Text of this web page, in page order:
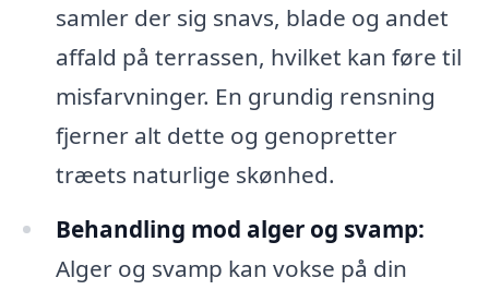
samler der sig snavs, blade og andet
affald på terrassen, hvilket kan føre til
misfarvninger. En grundig rensning
fjerner alt dette og genopretter
træets naturlige skønhed.
Behandling mod alger og svamp:
Alger og svamp kan vokse på din